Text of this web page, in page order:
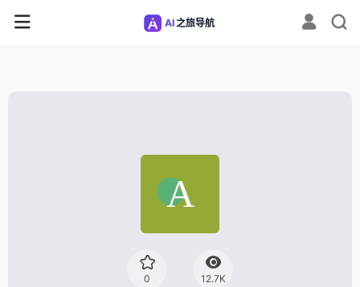
0 12.7K